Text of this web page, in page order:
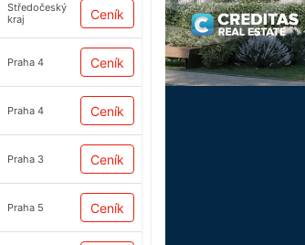
Středočeský
kraj
Ceník
Praha 4 Ceník
Praha 4 Ceník
Praha 3 Ceník
Praha 5 Ceník